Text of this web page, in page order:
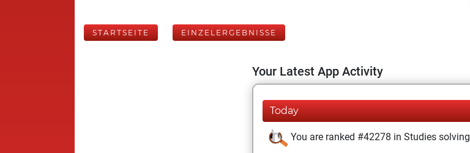
STARTSEITE EINZELERGEBNISSE
Your Latest App Activity
Today
You are ranked #42278 in Studies solving